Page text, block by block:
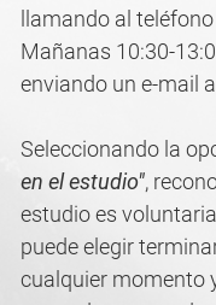
llamando al
Mañanas 10:30-
enviando un e-mail a
Seleccionando la
en el estudio",
estudio es
puede elegir
cualquier momento